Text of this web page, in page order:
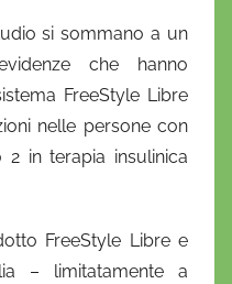
si sommano a un
che hanno
FreeStyle Libre
nelle persone con
in terapia insulinica
FreeStyle Libre e
– limitatamente a